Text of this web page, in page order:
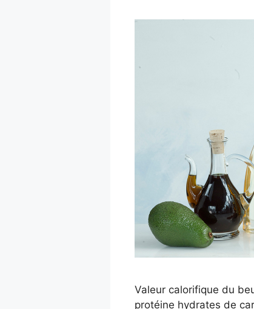
Valeur calorifique du
protéine hydrates de